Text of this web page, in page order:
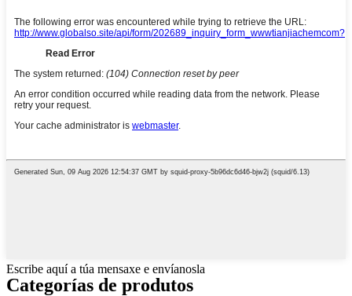
Escribe aquí a túa mensaxe e envíanosla
Categorías de produtos